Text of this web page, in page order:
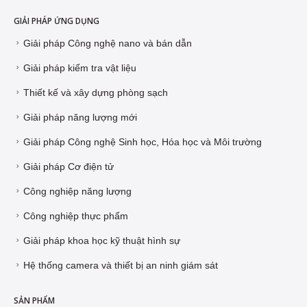
GIẢI PHÁP ỨNG DỤNG
Giải pháp Công nghệ nano và bán dẫn
Giải pháp kiểm tra vật liệu
Thiết kế và xây dựng phòng sạch
Giải pháp năng lượng mới
Giải pháp Công nghệ Sinh học, Hóa học và Môi trường
Giải pháp Cơ điện tử
Công nghiệp năng lượng
Công nghiệp thực phẩm
Giải pháp khoa học kỹ thuật hình sự
Hệ thống camera và thiết bị an ninh giám sát
SẢN PHẨM